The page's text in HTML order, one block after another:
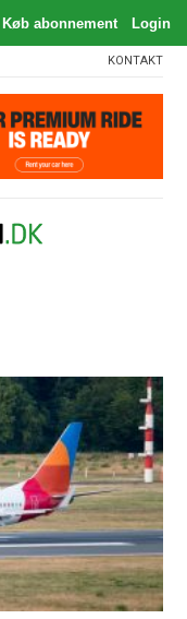
KONTAKT